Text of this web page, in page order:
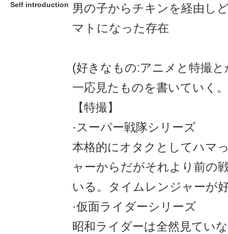
Self introduction
男の子からチキンを経由し
マトになった存在
(好きなもの:アニメと特撮と
一応見たものを書いていく。
【特撮】
·スーパー戦隊シリーズ
本格的にオタクとしてハマ
ャーからだがそれより前の
いる。タイムレンジャーが
·仮面ライダーシリーズ
昭和ライダーは全然見てい